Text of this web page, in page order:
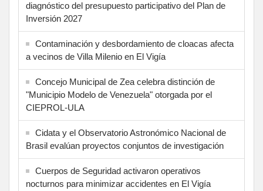
diagnóstico del presupuesto participativo del Plan de
Inversión 2027
Contaminación y desbordamiento de cloacas afecta
a vecinos de Villa Milenio en El Vigía
Concejo Municipal de Zea celebra distinción de
"Municipio Modelo de Venezuela" otorgada por el
CIEPROL-ULA
Cidata y el Observatorio Astronómico Nacional de
Brasil evalúan proyectos conjuntos de investigación
Cuerpos de Seguridad activaron operativos
nocturnos para minimizar accidentes en El Vigía